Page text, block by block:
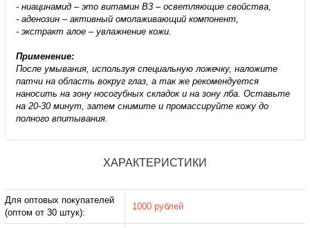
- ниацинамид – это витамин В3 – осветляющие свойства,
- аденозин – активный омолаживающий компонент,
- экстракт алое – увлажнение кожи.
Применение:
После умывания, используя специальную ложечку, наложите
патчи на область вокруг глаз, а так же рекомендуется
наносить на зону носогубных складок и на зону лба. Оставьте
на 20-30 минут, затем снимите и промассируйте кожу до
полного впитывания.
ХАРАКТЕРИСТИКИ
Для оптовых покупателей
(оптом от 30 штук):
1000 рублей